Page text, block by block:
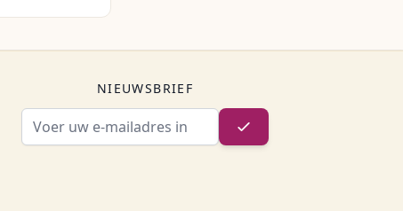
NIEUWSBRIEF
E-mailadres